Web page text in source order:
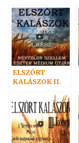
ELSZÓRT
KALÁSZOK II.